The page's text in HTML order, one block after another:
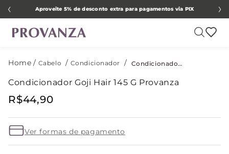
Aproveite 5% de desconto extra para pagamentos via PIX
Cabelo Condicionador Condicionador Goji Hair 145 G Provanza
Condicionador Goji Hair 145 G Provanza
R$44,90
Ver formas de pagamento